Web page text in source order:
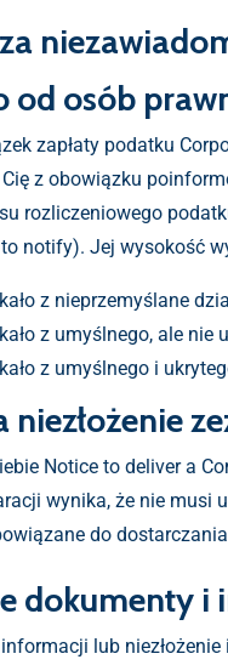
od osób
zapłaty podatku
z obowiązku
rozliczeniowego
notify). Jej wysokość
z nieprzemyślane
z umyślnego, ale
z umyślnego i
niezłożenie
Notice to deliver a
wynika, że nie
do
dokumenty
lub